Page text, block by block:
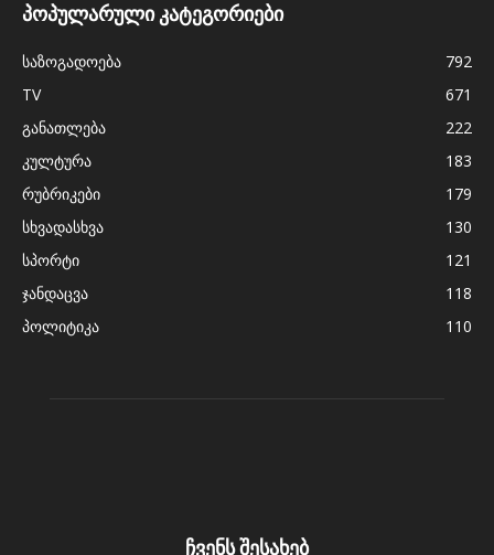
პოპულარული კატეგორიები
საზოგადოება
792
TV
671
განათლება
222
კულტურა
183
რუბრიკები
179
სხვადასხვა
130
სპორტი
121
ჯანდაცვა
118
პოლიტიკა
110
ჩვენს შესახებ